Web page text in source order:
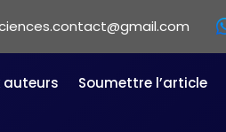
auteurs Soumettre l’article